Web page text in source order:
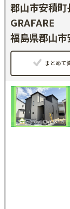
郡山市安積
GRAFARE
福島県郡山
まとめて